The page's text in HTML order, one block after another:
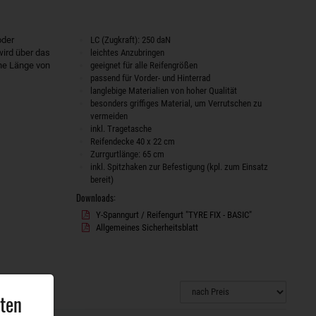
über das
Länge von
LC (Zugkraft): 250 daN
leichtes Anzubringen
geeignet für alle Reifengrößen
passend für Vorder- und Hinterrad
langlebige Materialien von hoher Qualität
besonders griffiges Material, um Verrutschen zu
vermeiden
inkl. Tragetasche
Reifendecke 40 x 22 cm
Zurrgurtlänge: 65 cm
inkl. Spitzhaken zur Befestigung (kpl. zum Einsatz
bereit)
Downloads:
Y-Spanngurt / Reifengurt "TYRE FIX - BASIC"
Allgemeines Sicherheitsblatt